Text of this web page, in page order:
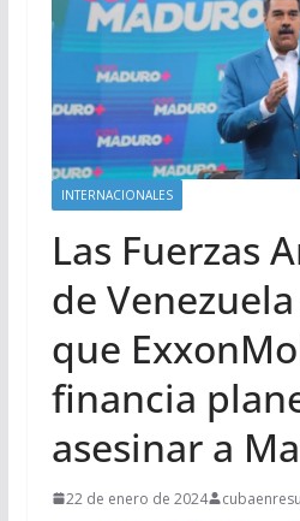
INTERNACIONALES
Las Fuerzas
de
que
financia
asesinar a
22 de enero de 2024